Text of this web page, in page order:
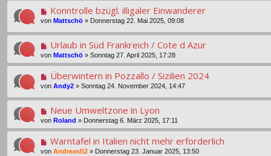
Konntrolle bzügl. illigaler Einwanderer
von Mattschö » Donnerstag 22. Mai 2025, 09:08
Urlaub in Süd Frankreich / Cote d Azur
von Mattschö » Sonntag 27. April 2025, 17:28
Überwintern in Pozzallo / Sizilien 2024
von Andy2 » Sonntag 24. November 2024, 14:47
Neue Umweltzone in Lyon
von Roland » Donnerstag 6. März 2025, 17:11
Warntafel in Italien nicht mehr erforderlich
von Andreasfi2 » Donnerstag 23. Januar 2025, 13:50